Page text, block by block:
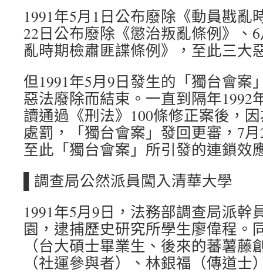
1991年5月1日公布廢除《動員戡亂
22日公布廢除《懲治叛亂條例》、
亂時期檢肅匪諜條例》，至此三大
但1991年5月9日發生的「獨台會案
惡法廢除而結束。一直到隔年1992
讀通過《刑法》100條修正案後，
處罰，「獨台會案」發回更審，7
至此「獨台會案」所引發的連鎖效
▌調查局公然派員闖入清華大學
1991年5月9日，法務部調查局派幹
園，逮捕歷史研究所學生廖偉程。
（台大碩士畢業生、後來的蕃薯藤
（社運參與者）、林銀福（傳道士